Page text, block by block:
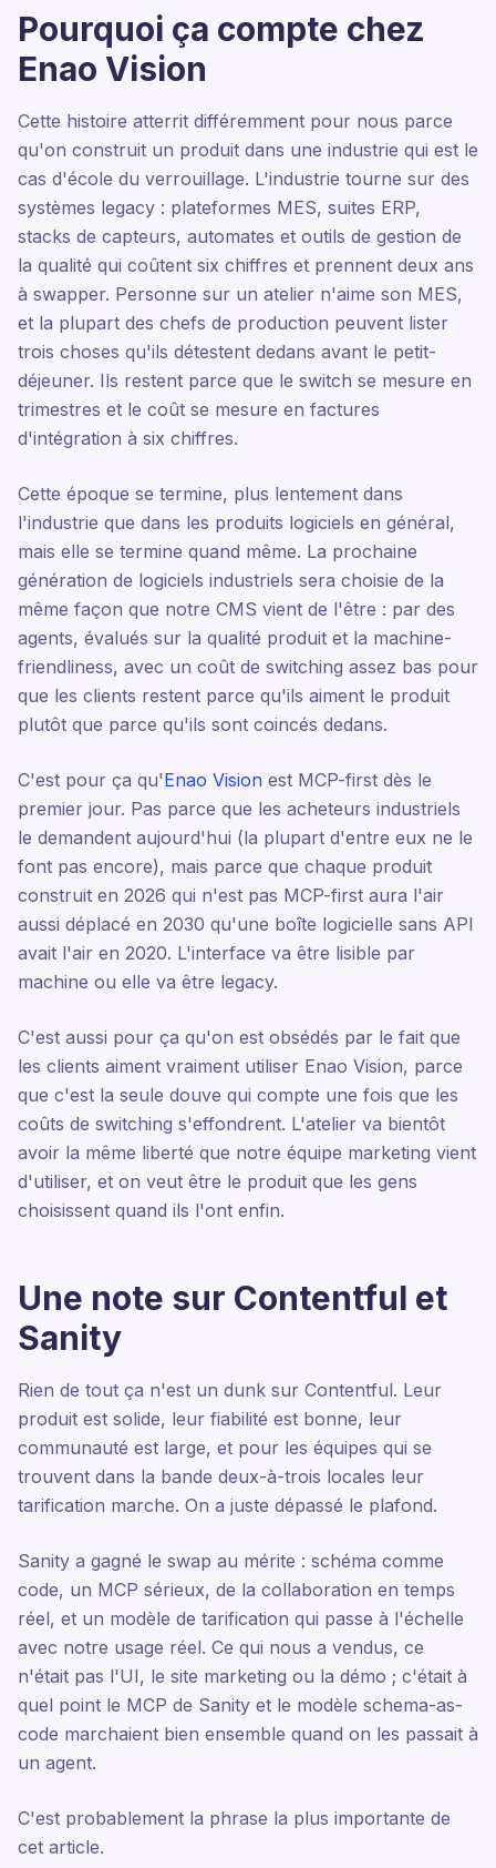
Pourquoi ça compte chez
Enao Vision
Cette histoire atterrit différemment pour nous parce
qu'on construit un produit dans une industrie qui est le
cas d'école du verrouillage. L'industrie tourne sur des
systèmes legacy : plateformes MES, suites ERP,
stacks de capteurs, automates et outils de gestion de
la qualité qui coûtent six chiffres et prennent deux ans
à swapper. Personne sur un atelier n'aime son MES,
et la plupart des chefs de production peuvent lister
trois choses qu'ils détestent dedans avant le petit-
déjeuner. Ils restent parce que le switch se mesure en
trimestres et le coût se mesure en factures
d'intégration à six chiffres.
Cette époque se termine, plus lentement dans
l'industrie que dans les produits logiciels en général,
mais elle se termine quand même. La prochaine
génération de logiciels industriels sera choisie de la
même façon que notre CMS vient de l'être : par des
agents, évalués sur la qualité produit et la machine-
friendliness, avec un coût de switching assez bas pour
que les clients restent parce qu'ils aiment le produit
plutôt que parce qu'ils sont coincés dedans.
C'est pour ça qu'Enao Vision est MCP-first dès le
premier jour. Pas parce que les acheteurs industriels
le demandent aujourd'hui (la plupart d'entre eux ne le
font pas encore), mais parce que chaque produit
construit en 2026 qui n'est pas MCP-first aura l'air
aussi déplacé en 2030 qu'une boîte logicielle sans API
avait l'air en 2020. L'interface va être lisible par
machine ou elle va être legacy.
C'est aussi pour ça qu'on est obsédés par le fait que
les clients aiment vraiment utiliser Enao Vision, parce
que c'est la seule douve qui compte une fois que les
coûts de switching s'effondrent. L'atelier va bientôt
avoir la même liberté que notre équipe marketing vient
d'utiliser, et on veut être le produit que les gens
choisissent quand ils l'ont enfin.
Une note sur Contentful et
Sanity
Rien de tout ça n'est un dunk sur Contentful. Leur
produit est solide, leur fiabilité est bonne, leur
communauté est large, et pour les équipes qui se
trouvent dans la bande deux-à-trois locales leur
tarification marche. On a juste dépassé le plafond.
Sanity a gagné le swap au mérite : schéma comme
code, un MCP sérieux, de la collaboration en temps
réel, et un modèle de tarification qui passe à l'échelle
avec notre usage réel. Ce qui nous a vendus, ce
n'était pas l'UI, le site marketing ou la démo ; c'était à
quel point le MCP de Sanity et le modèle schema-as-
code marchaient bien ensemble quand on les passait à
un agent.
C'est probablement la phrase la plus importante de
cet article.